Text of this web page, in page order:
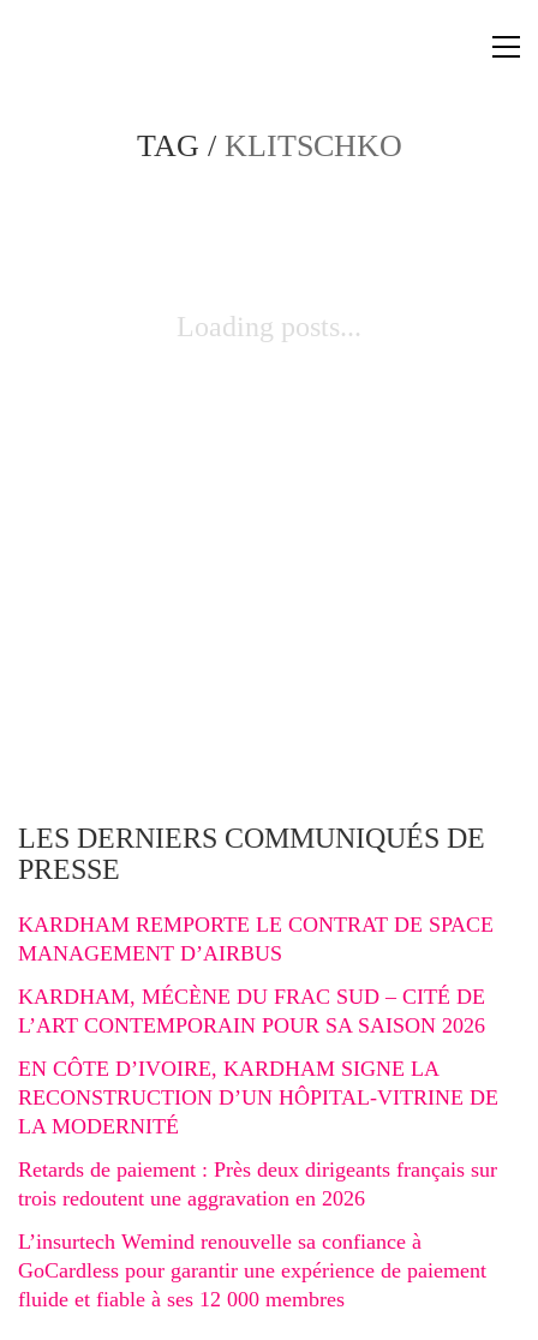
TAG / KLITSCHKO
Loading posts...
LES DERNIERS COMMUNIQUÉS DE
PRESSE
KARDHAM REMPORTE LE CONTRAT DE SPACE
MANAGEMENT D’AIRBUS
KARDHAM, MÉCÈNE DU FRAC SUD – CITÉ DE
L’ART CONTEMPORAIN POUR SA SAISON 2026
EN CÔTE D’IVOIRE, KARDHAM SIGNE LA
RECONSTRUCTION D’UN HÔPITAL-VITRINE DE
LA MODERNITÉ
Retards de paiement : Près deux dirigeants français sur
trois redoutent une aggravation en 2026
L’insurtech Wemind renouvelle sa confiance à
GoCardless pour garantir une expérience de paiement
fluide et fiable à ses 12 000 membres